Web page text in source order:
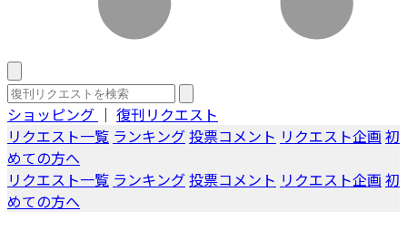
ショッピング ｜ 復刊リクエスト
リクエスト一覧 ランキング投票コメント リクエスト企画 初
めての方へ
リクエスト一覧 ランキング投票コメント リクエスト企画 初
めての方へ